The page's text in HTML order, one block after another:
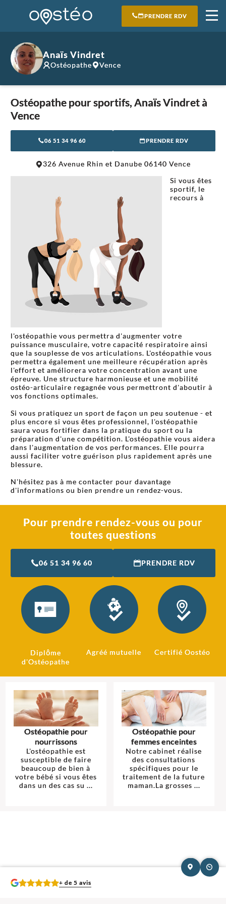
PRENDRE RDV
Anaïs Vindret
Ostéopathe Vence
Ostéopathe pour sportifs, Anaïs Vindret à
Vence
06 51 34 96 60 PRENDRE RDV
+
326 Avenue Rhin et Danube 06140 Vence
Si vous êtes
sportif, le
recours à
l'ostéopathie vous permettra d'augmenter votre
puissance musculaire, votre capacité respiratoire ainsi
que la souplesse de vos articulations. L'ostéopathie vous
permettra également une meilleure récupération après
l'effort et améliorera votre concentration avant une
épreuve. Une structure harmonieuse et une mobilité
ostéo-articulaire regagnée vous permettront d'aboutir à
vos fonctions optimales.
Si vous pratiquez un sport de façon un peu soutenue - et
plus encore si vous êtes professionnel, l'ostéopathie
saura vous fortifier dans la pratique du sport ou la
préparation d'une compétition. L'ostéopathie vous aidera
dans l'augmentation de vos performances. Elle pourra
aussi faciliter votre guérison plus rapidement après une
blessure.
N'hésitez pas à me contacter pour davantage
d'informations ou bien prendre un rendez-vous.
Pour prendre rendez-vous ou pour
toutes questions
06 51 34 96 60 PRENDRE RDV
Diplôme
d'Ostéopathe
Agréé mutuelle Certifié Oostéo
Ostéopathie pour
nourrissons
L'ostéopathie est
susceptible de faire
beaucoup de bien à
votre bébé si vous êtes
dans un des cas su ...
Ostéopathie pour
femmes enceintes
Notre cabinet réalise
des consultations
spécifiques pour le
traitement de la future
maman.La grosses ...
+ de 5 avis